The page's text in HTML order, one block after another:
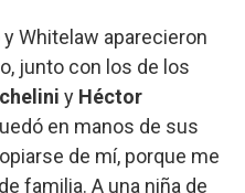
Whitelaw aparecieron
junto con los de los
y Héctor
en manos de sus
de mí, porque me
familia. A una niña de